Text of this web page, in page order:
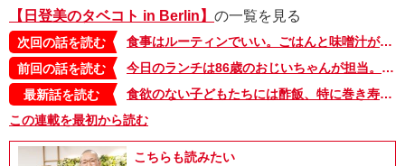
【日登美のタベコト in Berlin】 の一覧を見る
次回の話を読む
食事はルーティンでいい。ごはんと味噌汁があれば、メニューはこだわらなくて大丈夫【日登美のタベコト in Berlin・23】
前回の話を読む
今日のランチは86歳のおじいちゃんが担当。ドイツの台所はジェンダーフリー【日登美のタベコト in Berlin・21】
最新話を読む
食欲のない子どもたちには酢飯、特に巻き寿司やちらし寿司がお勧め。食べやすさだけでなく、栄養面でもいいことが【タベコト in Berlin・129】
この連載を最初から読む
こちらも読みたい